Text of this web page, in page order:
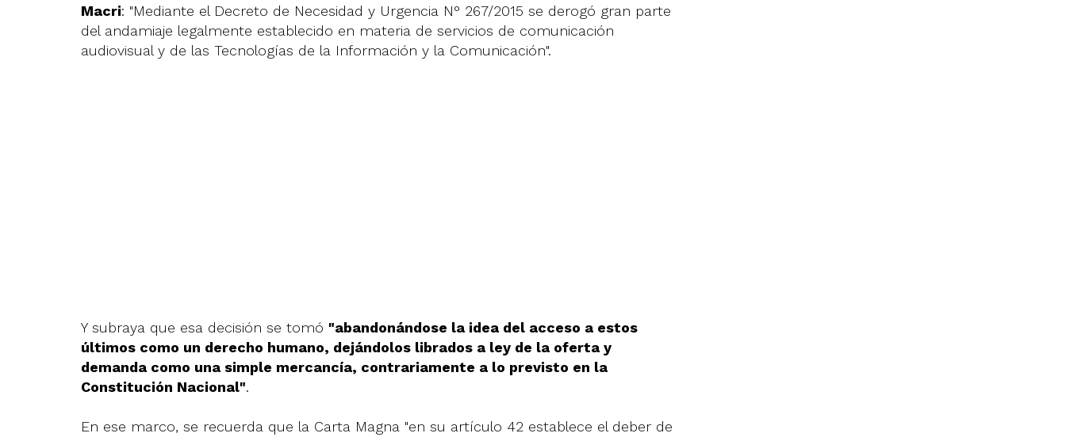
Macri: "Mediante el Decreto de Necesidad y Urgencia N° 267/2015 se derogó gran parte
del andamiaje legalmente establecido en materia de servicios de comunicación
audiovisual y de las Tecnologías de la Información y la Comunicación".
Y subraya que esa decisión se tomó "abandonándose la idea del acceso a estos
últimos como un derecho humano, dejándolos librados a ley de la oferta y
demanda como una simple mercancía, contrariamente a lo previsto en la
Constitución Nacional".
En ese marco, se recuerda que la Carta Magna "en su artículo 42 establece el deber de